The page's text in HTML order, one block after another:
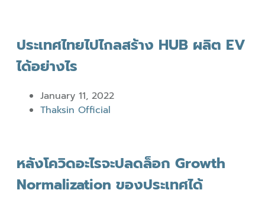
ประเทศไทยไปไกลสร้าง HUB ผลิต EV
ได้อย่างไร
January 11, 2022
Thaksin Official
หลังโควิดอะไรจะปลดล็อก Growth
Normalization ของประเทศได้